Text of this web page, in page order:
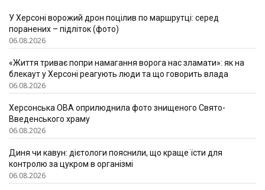
У Херсоні ворожий дрон поцілив по маршрутці: серед
поранених – підліток (фото)
06.08.2026
«Життя триває попри намагання ворога нас зламати»: як на
блекаут у Херсоні реагують люди та що говорить влада
06.08.2026
Херсонська ОВА оприлюднила фото знищеного Свято-
Введенського храму
06.08.2026
Диня чи кавун: дієтологи пояснили, що краще їсти для
контролю за цукром в організмі
06.08.2026